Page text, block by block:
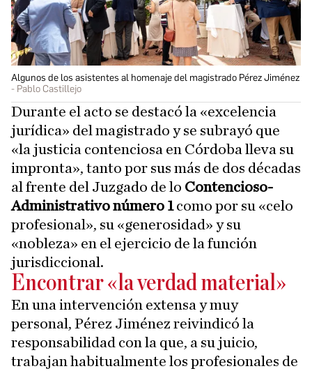
Algunos de los asistentes al homenaje del magistrado Pérez Jiménez
Pablo Castillejo
Durante el acto se destacó la «excelencia
jurídica» del magistrado y se subrayó que
«la justicia contenciosa en Córdoba lleva su
impronta», tanto por sus más de dos décadas
al frente del Juzgado de lo Contencioso-
Administrativo número 1como por su «celo
profesional», su «generosidad» y su
«nobleza» en el ejercicio de la función
jurisdiccional.
Encontrar «la verdad material»
En una intervención extensa y muy
personal, Pérez Jiménez reivindicó la
responsabilidad con la que, a su juicio,
trabajan habitualmente los profesionales de